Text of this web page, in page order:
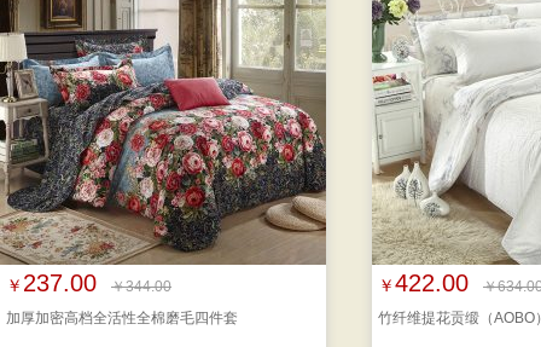
￥ 237.00
￥344.00
加厚加密高档全活性全棉磨毛四件套
￥422.00
￥
竹纤维提花贡缎（AOBO